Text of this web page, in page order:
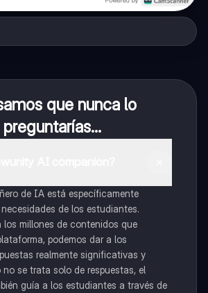
que nunca lo
preguntarías...
de IA está específicamente
de los estudiantes.
los millones de contenidos que
podemos dar a los
realmente significativas y
no se trata solo de respuestas, el
guía a los estudiantes a través de